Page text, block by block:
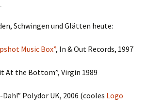
Schwingen und Glätten heute:
Music Box”, In & Out Records, 1997
At the Bottom”, Virgin 1989
Polydor UK, 2006 (cooles Logo